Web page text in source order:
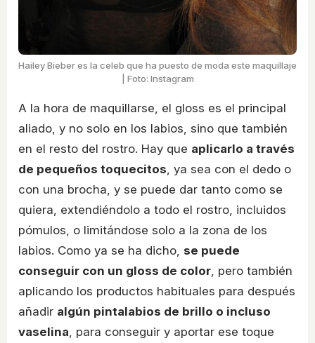
Hailey Bieber es la celeb que ha puesto de moda este maquillaje
| Foto: Instagram
A la hora de maquillarse, el gloss es el principal
aliado, y no solo en los labios, sino que también
en el resto del rostro. Hay que aplicarlo a través
de pequeños toquecitos, ya sea con el dedo o
con una brocha, y se puede dar tanto como se
quiera, extendiéndolo a todo el rostro, incluidos
pómulos, o limitándose solo a la zona de los
labios. Como ya se ha dicho, se puede
conseguir con un gloss de color, pero también
aplicando los productos habituales para después
añadir algún pintalabios de brillo o incluso
vaselina, para conseguir y aportar ese toque